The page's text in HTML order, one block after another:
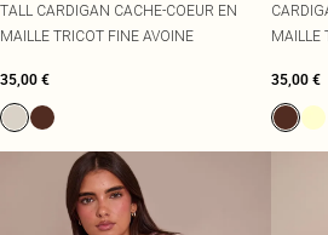
TALL CARDIGAN CACHE-COEUR EN
MAILLE TRICOT FINE AVOINE
35,00 €
MAILLE
35,00 €